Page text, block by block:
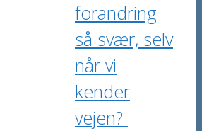
forandring
så svær, selv
når vi
kender
vejen?